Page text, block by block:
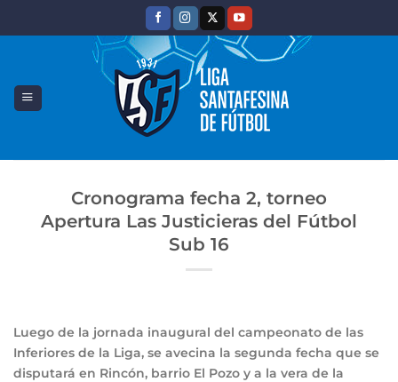
Cronograma fecha 2, torneo
Apertura Las Justicieras del Fútbol
Sub 16
Luego de la jornada inaugural del campeonato de las
Inferiores de la Liga, se avecina la segunda fecha que se
disputará en Rincón, barrio El Pozo y a la vera de la